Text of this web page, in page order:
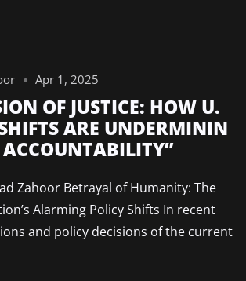
Apr 1, 2025
OF JUSTICE: HOW U.
ARE UNDERMININ
Zahoor Betrayal of Humanity: The
Alarming Policy Shifts In recent
and policy decisions of the current